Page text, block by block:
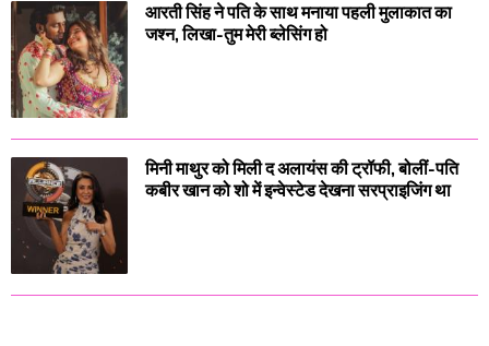
आरती सिंह ने पति के साथ मनाया पहली मुलाकात का
जश्न, लिखा-तुम मेरी ब्लेसिंग हो
मिनी माथुर को मिली द अलायंस की ट्रॉफी, बोलीं-पति
कबीर खान को शो में इन्वेस्टेड देखना सरप्राइजिंग था